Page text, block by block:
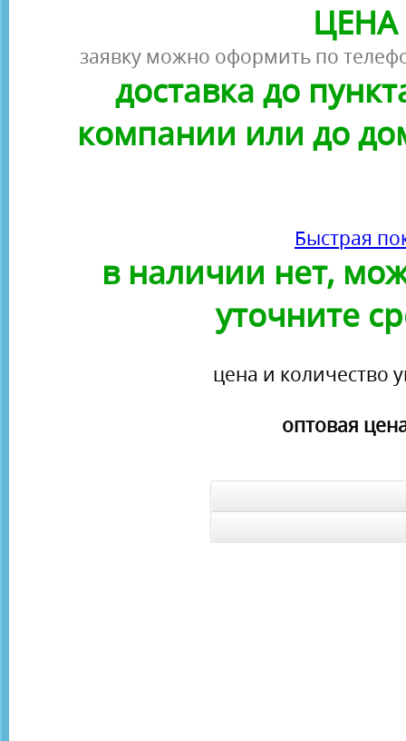
ЦЕНА
заявку можно оформить по
доставка до
компании или до
Быстрая
в наличии нет,
уточните
цена и количество
оптовая